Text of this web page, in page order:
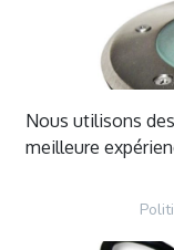
Nous utilisons
meilleure